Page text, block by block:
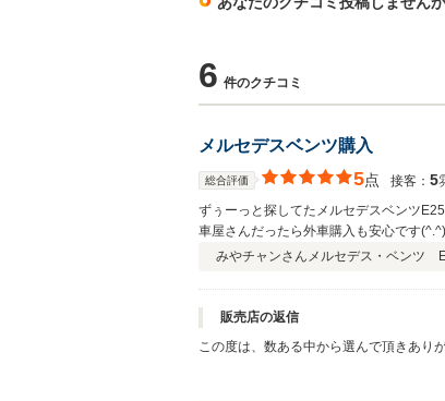
6 件のクチコミ
メルセデスベンツ購入
総合評価 5点 接客： 5
ずぅーっと探してたメルセデスベンツ
車屋さんだったら外車購入も安心です
みやチャンさん メルセデス・ベンツ
販売店の返信
この度は、数ある中から選んで頂きあり